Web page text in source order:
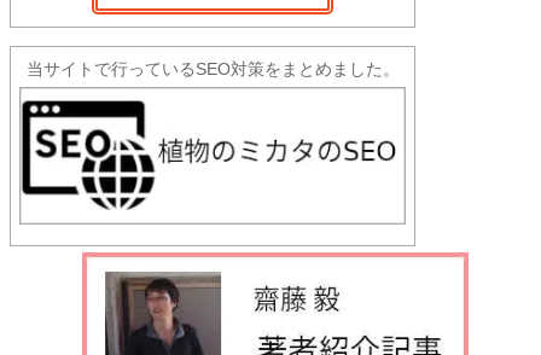
当サイトで行っているSEO対策をまとめました。